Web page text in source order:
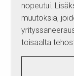
nopeutui.
muutoksia,
toisaalta